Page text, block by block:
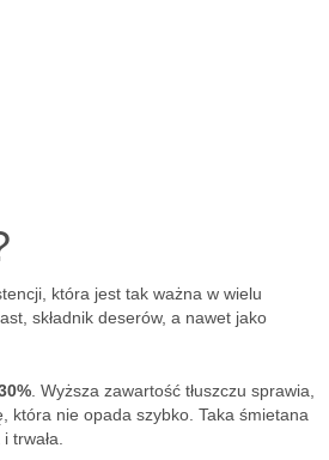
która jest tak ważna w wielu
składnik deserów, a nawet jako
. Wyższa zawartość tłuszczu sprawia,
która nie opada szybko. Taka śmietana